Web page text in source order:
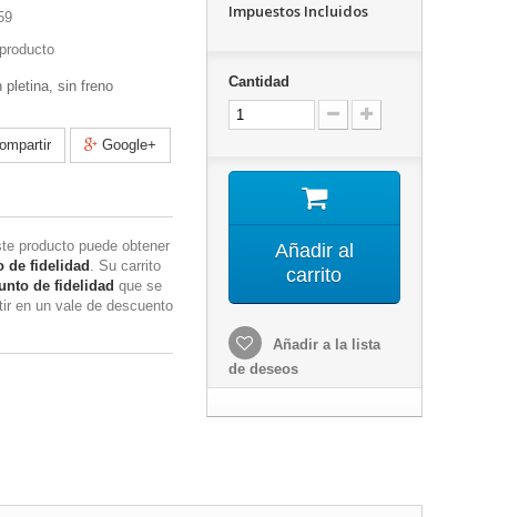
pletina, sin freno
Google+
producto puede obtener
de fidelidad. Su carrito
de fidelidad que se
en un vale de descuento
Impuestos Incluidos
Cantidad
Añadir al
carrito
Añadir a la lista
de deseos